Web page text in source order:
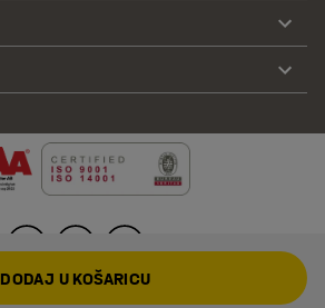
DODAJ U KOŠARICU